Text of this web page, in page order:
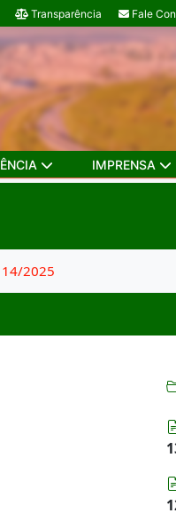
Transparência Fale
IMPRENSA
14/2025